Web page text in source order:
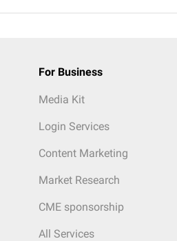
For Business
Media Kit
Login Services
Content Marketing
Market Research
CME sponsorship
All Services